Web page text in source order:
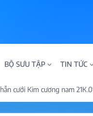
BỘ SƯU TẬP TIN TỨC
cưới Kim cương nam